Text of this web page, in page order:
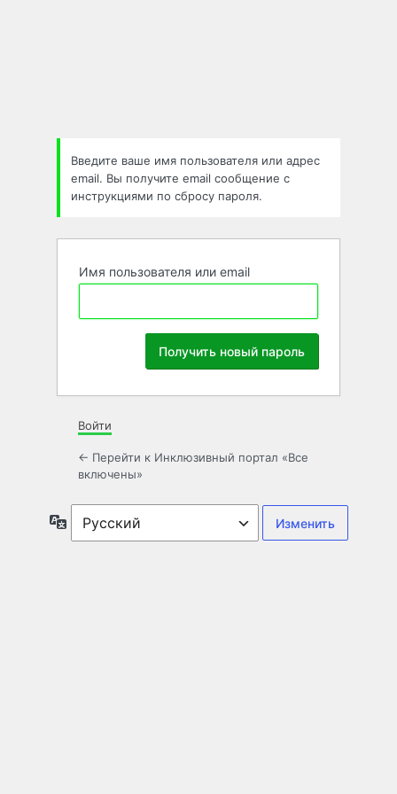
Введите ваше имя пользователя или адрес
email. Вы получите email сообщение с
инструкциями по сбросу пароля.
Имя пользователя или email
Войти
← Перейти к Инклюзивный портал «Все
включены»
Язык